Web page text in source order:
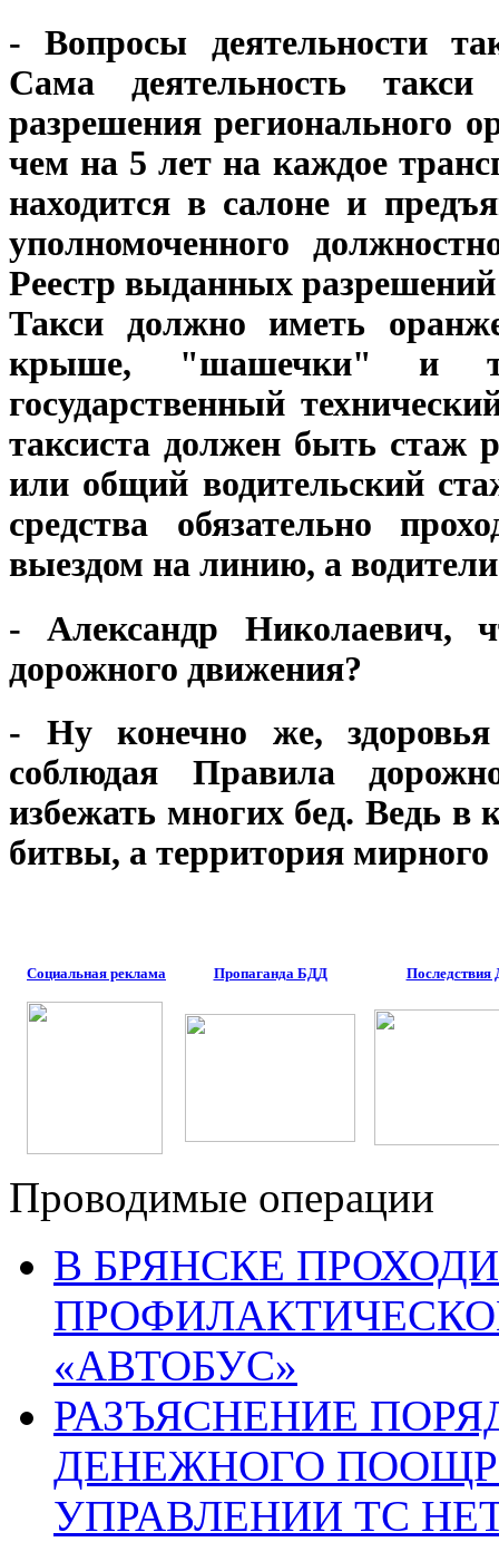
- Вопросы деятельности
Сама деятельность
разрешения регионального
чем на 5 лет на каждое
находится в салоне и
уполномоченного
Реестр выданных
Такси должно иметь
крыше, "шашечки" и
государственный
таксиста должен быть стаж
или общий водительский
средства обязательно
выездом на линию, а
- Александр Николаевич,
дорожного движения?
- Ну конечно же, здоровья
соблюдая Правила
избежать многих бед. Ведь в
битвы, а территория мирного
Социальная реклама Пропаганда БДД
Проводимые операции
В БРЯНСКЕ
«АВТОБУС»
РАЗЪЯСНЕНИЕ
ДЕНЕЖНОГО
УПРАВЛЕНИИ ТС